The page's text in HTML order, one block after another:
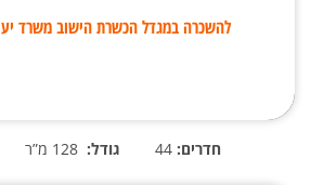
להשכרה במגדל הכשרת הישוב משרד
חדרים: גודל: 128 מ”ר